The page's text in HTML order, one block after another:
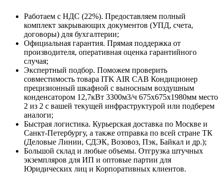
Работаем с НДС (22%). Предоставляем полный
комплект закрывающих документов (УПД, счета,
договоры) для бухгалтерии;
Официальная гарантия. Прямая поддержка от
производителя, оперативная оценка гарантийного
случая;
Экспертный подбор. Поможем проверить
совместимость товара ITK AIR CAB Кондиционер
прецизионный шкафной с выносным воздушным
конденсатором 12,7кВт 3300м3/ч 675х675х1980мм место
2 из 2 с вашей текущей инфраструктурой или подберем
аналоги;
Быстрая логистика. Курьерская доставка по Москве и
Санкт-Петербургу, а также отправка по всей стране ТК
(Деловые Линии, СДЭК, Возовоз, Пэк, Байкал и др.);
Большой склад и любые объемы. Отгрузка штучных
экземпляров для ИП и оптовые партии для
Юридических лиц и Корпоративных клиентов.